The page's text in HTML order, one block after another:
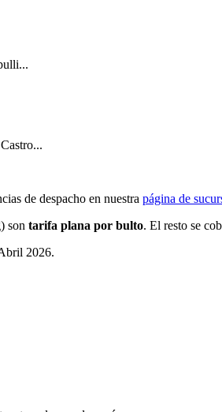
de despacho en nuestra página de
son tarifa plana por bulto. El resto se
2026.